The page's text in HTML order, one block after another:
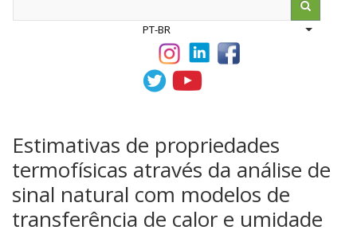
PT-BR
List
Estimativas de propriedades
termofísicas através da análise de
sinal natural com modelos de
transferência de calor e umidade